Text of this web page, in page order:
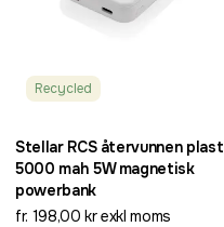
Recycled
Stellar RCS återvunnen plast
5000 mah 5W magnetisk
powerbank
fr. 198,00 kr exkl moms